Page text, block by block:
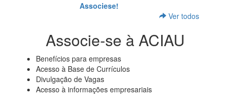
Associese!
Ver todos
Associe-se à ACIAU
Benefícios para empresas
Acesso à Base de Currículos
Divulgação de Vagas
Acesso à informações empresariais